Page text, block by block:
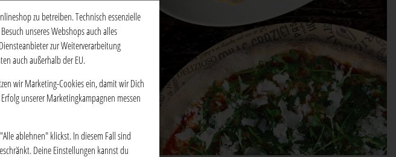
zu betreiben. Technisch essenzielle
unseres Webshops auch alles
zur Weiterverarbeitung
auch außerhalb der EU.
wir Marketing-Cookies ein, damit wir Dich
unserer Marketingkampagnen messen
ablehnen" klickst. In diesem Fall sind
Deine Einstellungen kannst du